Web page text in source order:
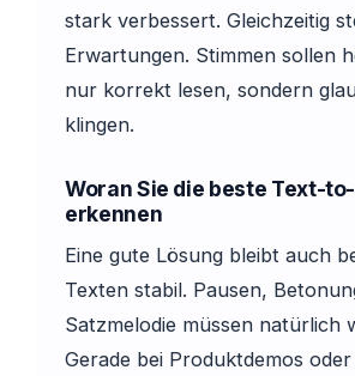
stark verbessert. Gleichzeitig
Erwartungen. Stimmen sollen
nur korrekt lesen, sondern
klingen.
Woran Sie die beste Text-
erkennen
Eine gute Lösung bleibt auch
Texten stabil. Pausen,
Satzmelodie müssen natürlich
Gerade bei Produktdemos